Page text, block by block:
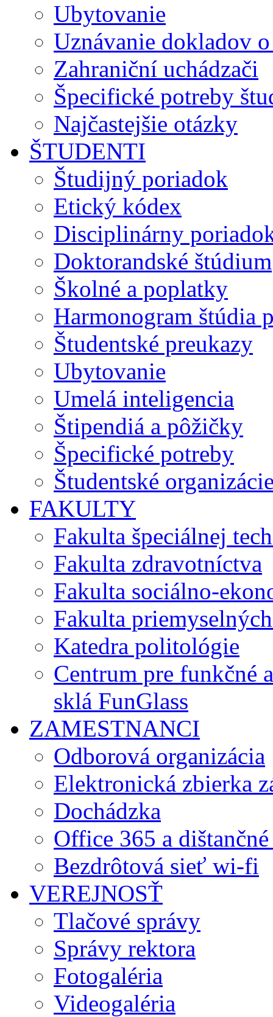
Ubytovanie
Uznávanie dokladov
Zahraniční uchádzači
Špecifické potreby
Najčastejšie otázky
ŠTUDENTI
Študijný poriadok
Etický kódex
Disciplinárny
Doktorandské štúdium
Školné a poplatky
Harmonogram štúdia
Študentské preukazy
Ubytovanie
Umelá inteligencia
Štipendiá a pôžičky
Špecifické potreby
Študentské
FAKULTY
Fakulta špeciálnej
Fakulta zdravotníctva
Fakulta sociálno-
Fakulta
Katedra politológie
Centrum pre funkčné
sklá FunGlass
ZAMESTNANCI
Odborová organizácia
Elektronická zbierka
Dochádzka
Office 365 a
Bezdrôtová sieť wi-fi
VEREJNOSŤ
Tlačové správy
Správy rektora
Fotogaléria
Videogaléria